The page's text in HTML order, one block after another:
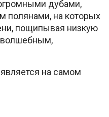
дубами,
полянами, на которых
пощипывая низкую
волшебным,
на самом